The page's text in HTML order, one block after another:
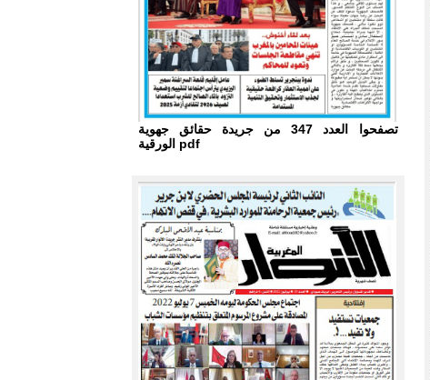
تصفحوا العدد 347 من جريدة حقائق جهوية
الورقية pdf